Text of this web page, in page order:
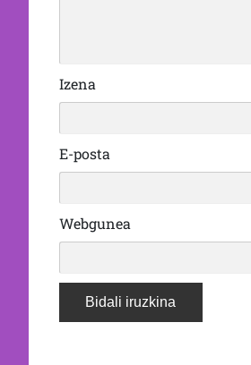
Izena
E-posta
Webgunea